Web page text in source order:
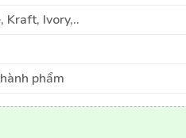
Kraft, Ivory,..
phẩm